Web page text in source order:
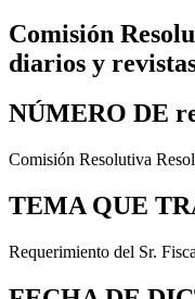
Comisión
diarios y
NÚMERO DE
Comisión Resolutiva
TEMA QUE
Requerimiento del Sr.